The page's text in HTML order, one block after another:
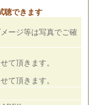
聴できます
ージ等は写真でご確
て頂きます。
て頂きます。